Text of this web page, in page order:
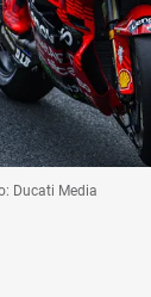
Ducati Media